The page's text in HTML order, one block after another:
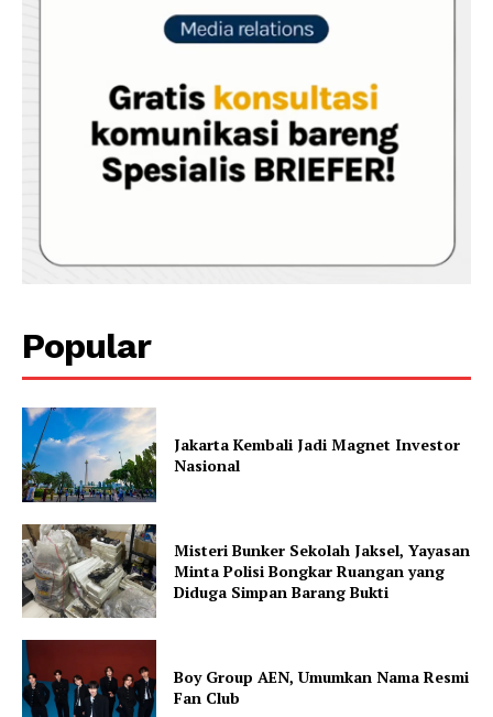
Popular
Jakarta Kembali Jadi Magnet Investor
Nasional
Misteri Bunker Sekolah Jaksel, Yayasan
Minta Polisi Bongkar Ruangan yang
Diduga Simpan Barang Bukti
Boy Group AEN, Umumkan Nama Resmi
Fan Club